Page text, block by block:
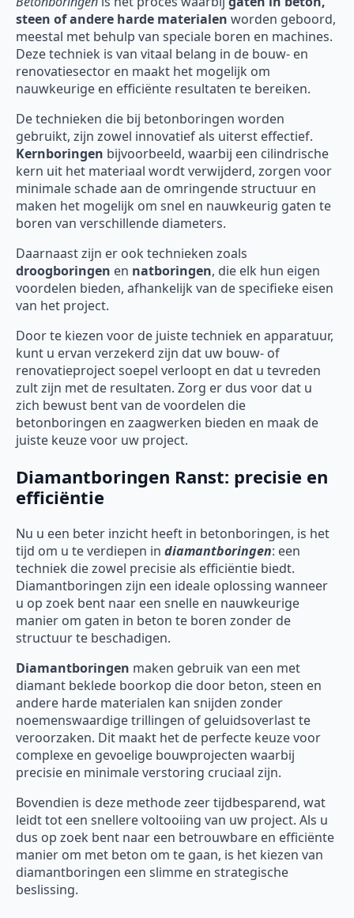
steen of andere harde materialen worden geboord,
meestal met behulp van speciale boren en machines.
Deze techniek is van vitaal belang in de bouw- en
renovatiesector en maakt het mogelijk om
nauwkeurige en efficiënte resultaten te bereiken.
De technieken die bij betonboringen worden
gebruikt, zijn zowel innovatief als uiterst effectief.
Kernboringen bijvoorbeeld, waarbij een cilindrische
kern uit het materiaal wordt verwijderd, zorgen voor
minimale schade aan de omringende structuur en
maken het mogelijk om snel en nauwkeurig gaten te
boren van verschillende diameters.
Daarnaast zijn er ook technieken zoals
droogboringen en natboringen, die elk hun eigen
voordelen bieden, afhankelijk van de specifieke eisen
van het project.
Door te kiezen voor de juiste techniek en apparatuur,
kunt u ervan verzekerd zijn dat uw bouw- of
renovatieproject soepel verloopt en dat u tevreden
zult zijn met de resultaten. Zorg er dus voor dat u
zich bewust bent van de voordelen die
betonboringen en zaagwerken bieden en maak de
juiste keuze voor uw project.
Diamantboringen Ranst: precisie en
efficiëntie
Nu u een beter inzicht heeft in betonboringen, is het
tijd om u te verdiepen in diamantboringen: een
techniek die zowel precisie als efficiëntie biedt.
Diamantboringen zijn een ideale oplossing wanneer
u op zoek bent naar een snelle en nauwkeurige
manier om gaten in beton te boren zonder de
structuur te beschadigen.
Diamantboringen maken gebruik van een met
diamant beklede boorkop die door beton, steen en
andere harde materialen kan snijden zonder
noemenswaardige trillingen of geluidsoverlast te
veroorzaken. Dit maakt het de perfecte keuze voor
complexe en gevoelige bouwprojecten waarbij
precisie en minimale verstoring cruciaal zijn.
Bovendien is deze methode zeer tijdbesparend, wat
leidt tot een snellere voltooiing van uw project. Als u
dus op zoek bent naar een betrouwbare en efficiënte
manier om met beton om te gaan, is het kiezen van
diamantboringen een slimme en strategische
beslissing.